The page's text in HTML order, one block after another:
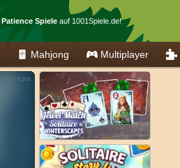
Patience Spieleauf 1001Spiele.de!
Mahjong Multiplayer